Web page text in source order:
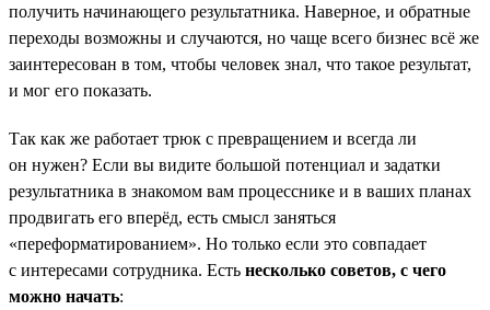
получить начинающего результатника. Наверное, и обратные
переходы возможны и случаются, но чаще всего бизнес всё же
заинтересован в том, чтобы человек знал, что такое результат,
и мог его показать.
Так как же работает трюк с превращением и всегда ли
он нужен? Если вы видите большой потенциал и задатки
результатника в знакомом вам процесснике и в ваших планах
продвигать его вперёд, есть смысл заняться
«переформатированием». Но только если это совпадает
с интересами сотрудника. Есть несколько советов, с чего
можно начать: